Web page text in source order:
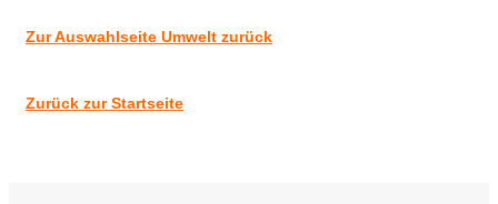
Zur Auswahlseite Umwelt zurück
Zurück zur Startseite